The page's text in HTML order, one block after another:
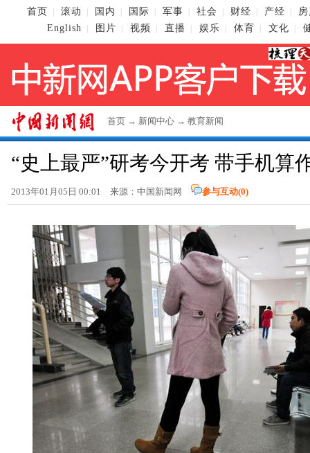
首页 滚动 国内 国际 军事 社会 财经 产经
English
图片 视频 直播 娱乐 体育 文化
首页 → 新闻中心 → 教育新闻
“史上最严”研考今开考 带手机算
2013年01月05日 00:01 来源： 中国新闻网 参与互动(0)